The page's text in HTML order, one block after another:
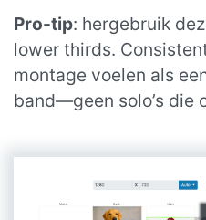
Pro-tip: hergebruik
lower thirds.
montage voelen als
band—geen solo’s die